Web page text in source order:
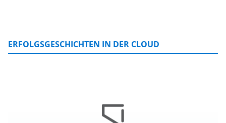
ERFOLGSGESCHICHTEN IN DER CLOUD